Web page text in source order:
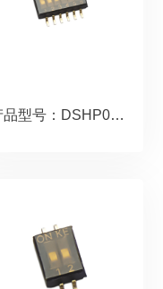
产品型号：DSHP06TSGER